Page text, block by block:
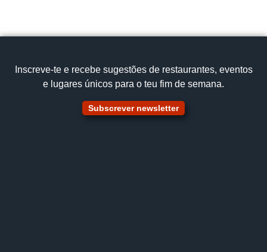
Inscreve‑te e recebe sugestões de restaurantes, eventos
e lugares únicos para o teu fim de semana.
Subscrever newsletter